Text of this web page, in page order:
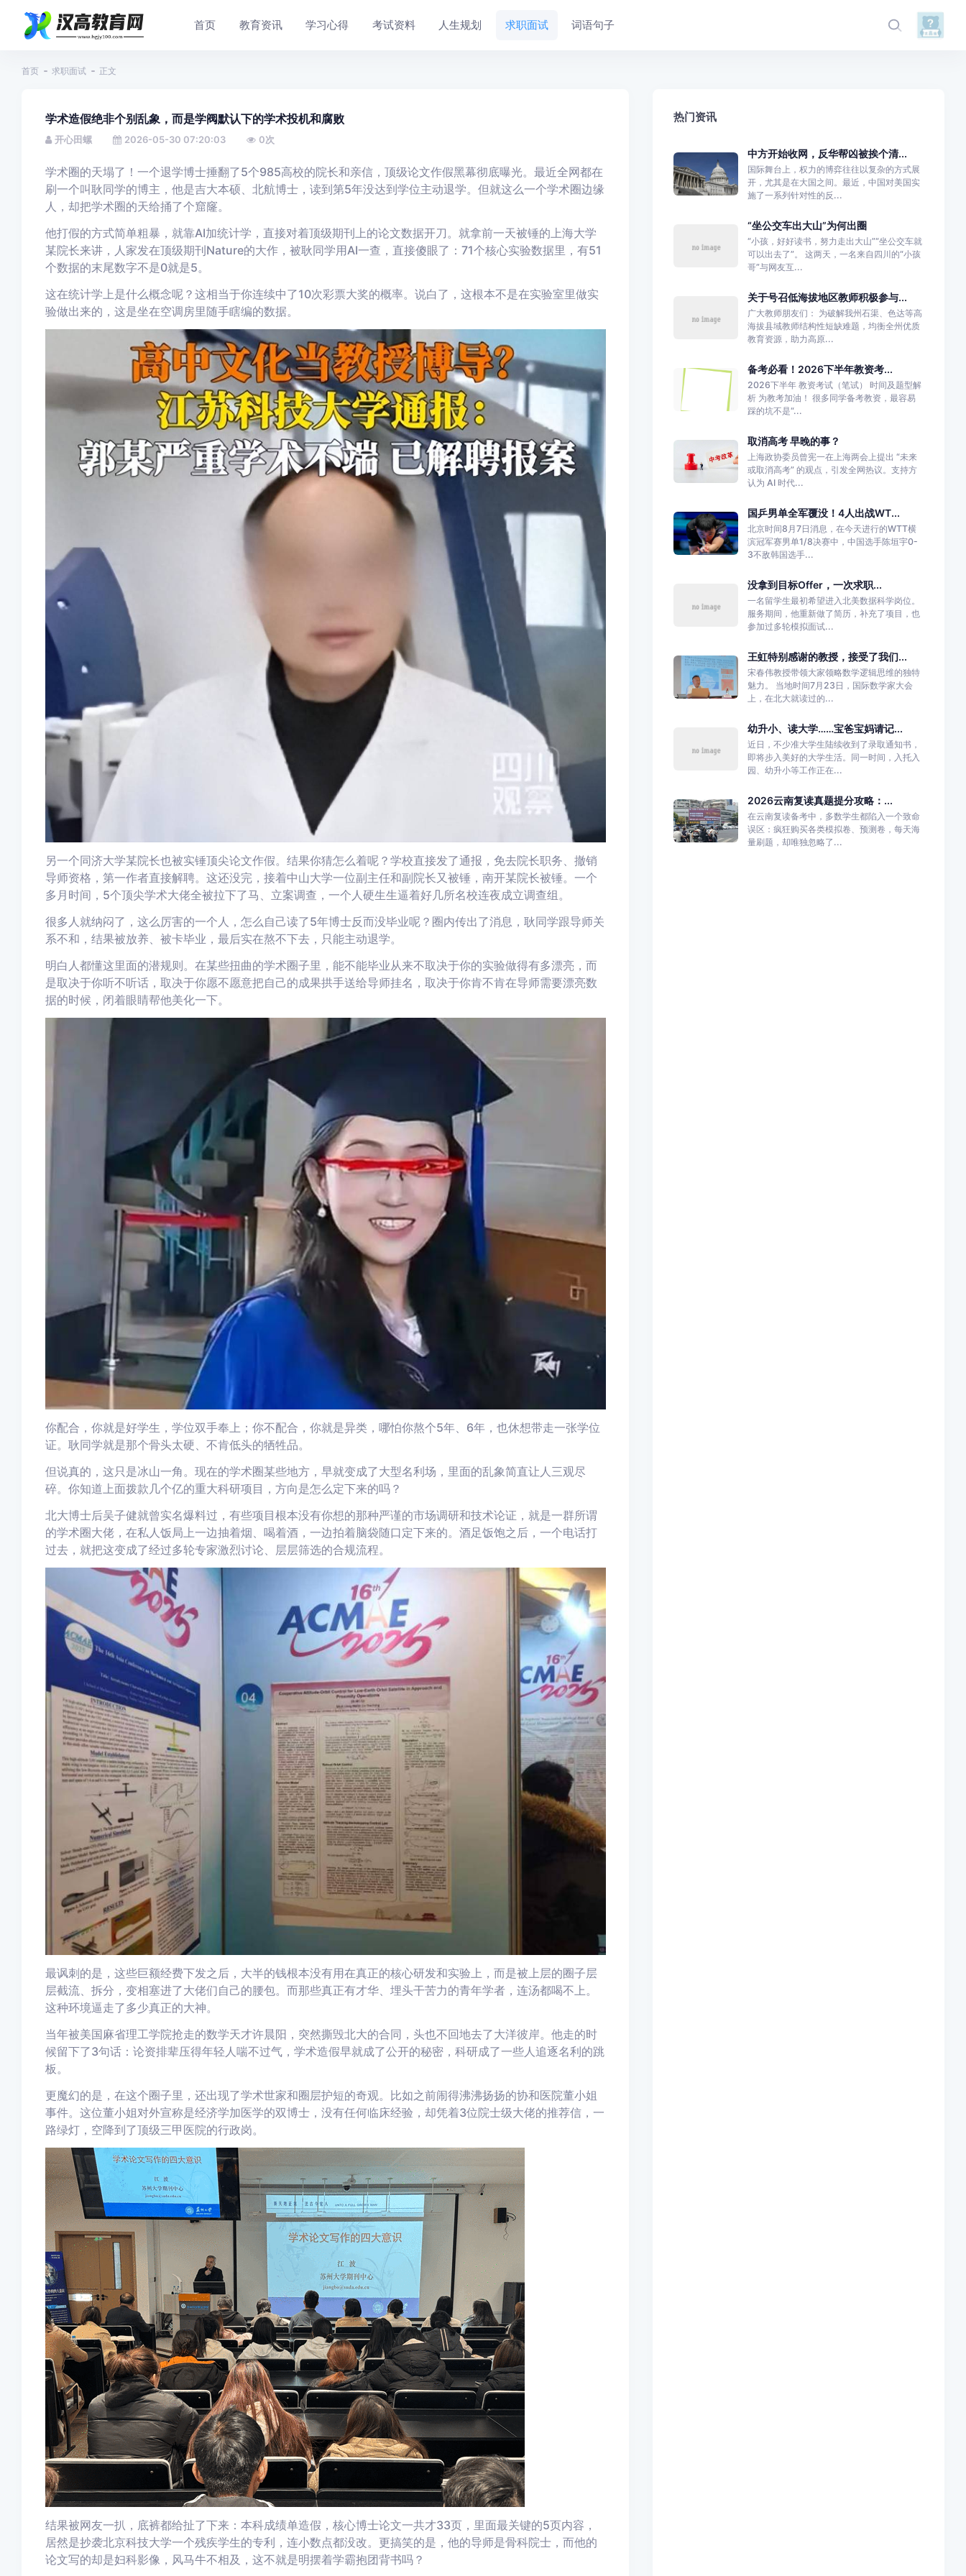
首页 教育资讯 学习心得 考试资料 人生规划 求职面试 词语句子
首页 求职面试 正文
学术造假绝非个别乱象，而是学阀默认下的学术投机和腐败
开心田螺 2026-05-30 07:20:03 0次
学术圈的天塌了！一个退学博士捶翻了5个985高校的院长和亲信，顶级论文作假黑幕彻底曝光。最近全网都在
刷一个叫耿同学的博主，他是吉大本硕、北航博士，读到第5年没达到学位主动退学。但就这么一个学术圈边缘
人，却把学术圈的天给捅了个窟窿。
他打假的方式简单粗暴，就靠AI加统计学，直接对着顶级期刊上的论文数据开刀。就拿前一天被锤的上海大学
某院长来讲，人家发在顶级期刊Nature的大作，被耿同学用AI一查，直接傻眼了：71个核心实验数据里，有51
个数据的末尾数字不是0就是5。
这在统计学上是什么概念呢？这相当于你连续中了10次彩票大奖的概率。说白了，这根本不是在实验室里做实
验做出来的，这是坐在空调房里随手瞎编的数据。
另一个同济大学某院长也被实锤顶尖论文作假。结果你猜怎么着呢？学校直接发了通报，免去院长职务、撤销
导师资格，第一作者直接解聘。这还没完，接着中山大学一位副主任和副院长又被锤，南开某院长被锤。一个
多月时间，5个顶尖学术大佬全被拉下了马、立案调查，一个人硬生生逼着好几所名校连夜成立调查组。
很多人就纳闷了，这么厉害的一个人，怎么自己读了5年博士反而没毕业呢？圈内传出了消息，耿同学跟导师关
系不和，结果被放养、被卡毕业，最后实在熬不下去，只能主动退学。
明白人都懂这里面的潜规则。在某些扭曲的学术圈子里，能不能毕业从来不取决于你的实验做得有多漂亮，而
是取决于你听不听话，取决于你愿不愿意把自己的成果拱手送给导师挂名，取决于你肯不肯在导师需要漂亮数
据的时候，闭着眼睛帮他美化一下。
你配合，你就是好学生，学位双手奉上；你不配合，你就是异类，哪怕你熬个5年、6年，也休想带走一张学位
证。耿同学就是那个骨头太硬、不肯低头的牺牲品。
但说真的，这只是冰山一角。现在的学术圈某些地方，早就变成了大型名利场，里面的乱象简直让人三观尽
碎。你知道上面拨款几个亿的重大科研项目，方向是怎么定下来的吗？
北大博士后吴子健就曾实名爆料过，有些项目根本没有你想的那种严谨的市场调研和技术论证，就是一群所谓
的学术圈大佬，在私人饭局上一边抽着烟、喝着酒，一边拍着脑袋随口定下来的。酒足饭饱之后，一个电话打
过去，就把这变成了经过多轮专家激烈讨论、层层筛选的合规流程。
最讽刺的是，这些巨额经费下发之后，大半的钱根本没有用在真正的核心研发和实验上，而是被上层的圈子层
层截流、拆分，变相塞进了大佬们自己的腰包。而那些真正有才华、埋头干苦力的青年学者，连汤都喝不上。
这种环境逼走了多少真正的大神。
当年被美国麻省理工学院抢走的数学天才许晨阳，突然撕毁北大的合同，头也不回地去了大洋彼岸。他走的时
候留下了3句话：论资排辈压得年轻人喘不过气，学术造假早就成了公开的秘密，科研成了一些人追逐名利的跳
板。
更魔幻的是，在这个圈子里，还出现了学术世家和圈层护短的奇观。比如之前闹得沸沸扬扬的协和医院董小姐
事件。这位董小姐对外宣称是经济学加医学的双博士，没有任何临床经验，却凭着3位院士级大佬的推荐信，一
路绿灯，空降到了顶级三甲医院的行政岗。
结果被网友一扒，底裤都给扯了下来：本科成绩单造假，核心博士论文一共才33页，里面最关键的5页内容，
居然是抄袭北京科技大学一个残疾学生的专利，连小数点都没改。更搞笑的是，他的导师是骨科院士，而他的
论文写的却是妇科影像，风马牛不相及，这不就是明摆着学霸抱团背书吗？
热门资讯
中方开始收网，反华帮凶被挨个清...
国际舞台上，权力的博弈往往以复杂的方式展
开，尤其是在大国之间。最近，中国对美国实
施了一系列针对性的反...
“坐公交车出大山”为何出圈
“小孩，好好读书，努力走出大山”“坐公交车就
可以出去了”。 这两天，一名来自四川的“小孩
哥”与网友互...
关于号召低海拔地区教师积极参与...
广大教师朋友们： 为破解我州石渠、色达等高
海拔县域教师结构性短缺难题，均衡全州优质
教育资源，助力高原...
备考必看！2026下半年教资考...
2026下半年 教资考试（笔试） 时间及题型解
析 为教考加油！ 很多同学备考教资，最容易
踩的坑不是“...
取消高考 早晚的事？
上海政协委员曾宪一在上海两会上提出 “未来
或取消高考” 的观点，引发全网热议。支持方
认为 AI 时代...
国乒男单全军覆没！4人出战WT...
北京时间8月7日消息，在今天进行的WTT横
滨冠军赛男单1/8决赛中，中国选手陈垣宇0-
3不敌韩国选手...
没拿到目标Offer，一次求职...
一名留学生最初希望进入北美数据科学岗位。
服务期间，他重新做了简历，补充了项目，也
参加过多轮模拟面试...
王虹特别感谢的教授，接受了我们...
宋春伟教授带领大家领略数学逻辑思维的独特
魅力。 当地时间7月23日，国际数学家大会
上，在北大就读过的...
幼升小、读大学……宝爸宝妈请记...
近日，不少准大学生陆续收到了录取通知书，
即将步入美好的大学生活。同一时间，入托入
园、幼升小等工作正在...
2026云南复读真题提分攻略：...
在云南复读备考中，多数学生都陷入一个致命
误区：疯狂购买各类模拟卷、预测卷，每天海
量刷题，却唯独忽略了...